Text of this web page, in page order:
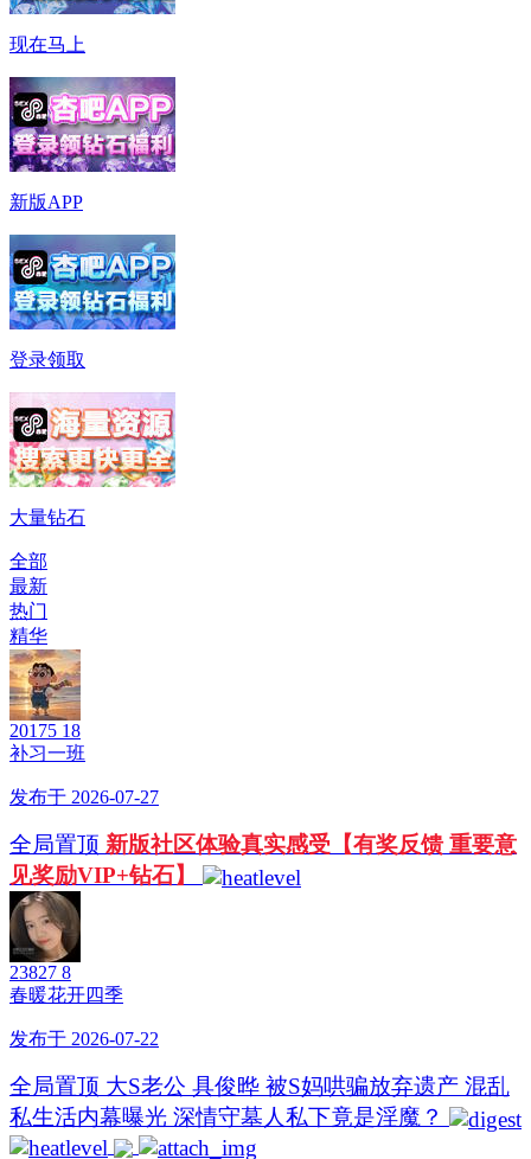
现在马上
新版APP
登录领取
大量钻石
全部
最新
热门
精华
20175 18
补习一班
发布于 2026-07-27
全局置顶 新版社区体验真实感受【有奖反馈 重要意
见奖励VIP+钻石】
23827 8
春暖花开四季
发布于 2026-07-22
全局置顶 大S老公 具俊晔 被S妈哄骗放弃遗产 混乱
私生活内幕曝光 深情守墓人私下竟是淫魔？